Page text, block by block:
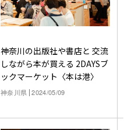
神奈川の出版社や書店と 交流
しながら本が買える 2DAYSブ
ックマーケット〈本は港〉
神奈川県 2024/05/09